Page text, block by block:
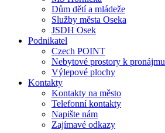
Dům dětí a mládeže
Služby města Oseka
JSDH Osek
Podnikatel
Czech POINT
Nebytové prostory k pronájmu
Výlepové plochy
Kontakty
Kontakty na město
Telefonní kontakty
Napište nám
Zajímavé odkazy